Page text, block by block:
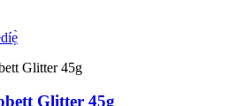
Glitter 45g